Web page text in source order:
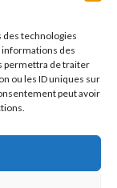
technologies
informations des
permettra de traiter
ou les ID uniques sur
peut avoir